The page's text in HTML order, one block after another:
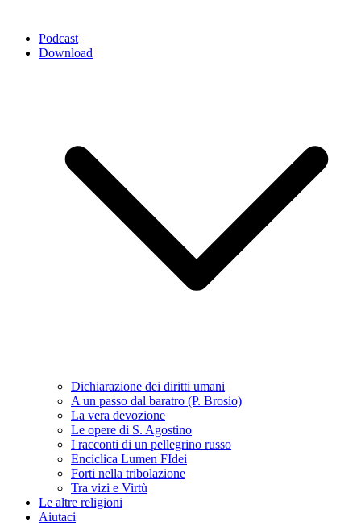
Podcast
Download
Dichiarazione dei diritti umani
A un passo dal baratro (P. Brosio)
La vera devozione
Le opere di S. Agostino
I racconti di un pellegrino russo
Enciclica Lumen FIdei
Forti nella tribolazione
Tra vizi e Virtù
Le altre religioni
Aiutaci